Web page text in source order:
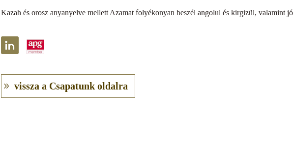
Kazah és orosz anyanyelve mellett Azamat folyékonyan beszél angolul és kirgizül, valamint
vissza a Csapatunk oldalra